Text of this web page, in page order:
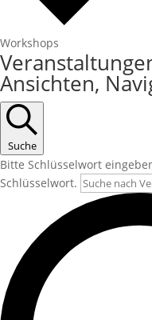
Workshops
Ansichten,
Suche
Bitte Schlüsselwort
Schlüsselwort.